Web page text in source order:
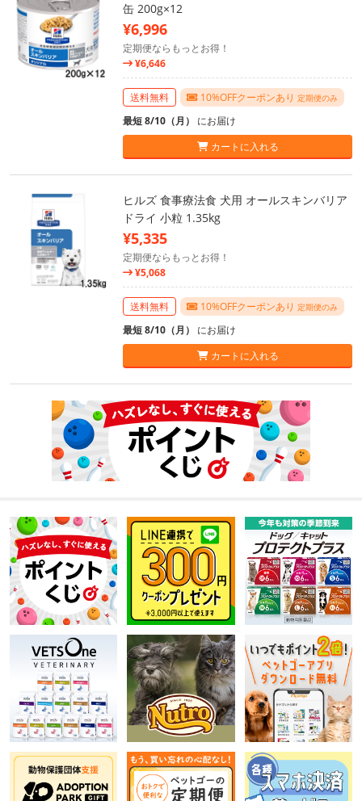
缶 200g×12
¥6,996
定期便ならもっとお得！
¥6,646
送料無料 10%OFFクーポンあり 定期便のみ
最短 8/10（月） にお届け
カートに入れる
ヒルズ 食事療法食 犬用 オールスキンバリア
ドライ 小粒 1.35kg
¥5,335
定期便ならもっとお得！
¥5,068
送料無料 10%OFFクーポンあり 定期便のみ
最短 8/10（月） にお届け
カートに入れる